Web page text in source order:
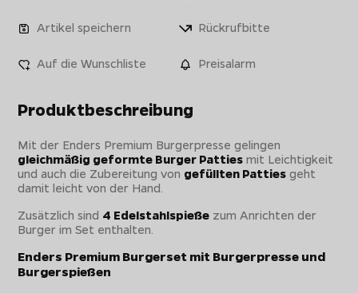
Artikel speichern Rückrufbitte
Auf die Wunschliste Preisalarm
Produktbeschreibung
Mit der Enders Premium Burgerpresse gelingen
gleichmäßig geformte Burger Patties mit Leichtigkeit
und auch die Zubereitung von gefüllten Patties geht
damit leicht von der Hand.
Zusätzlich sind 4 Edelstahlspieße zum Anrichten der
Burger im Set enthalten.
Enders Premium Burgerset mit Burgerpresse und
Burgerspießen